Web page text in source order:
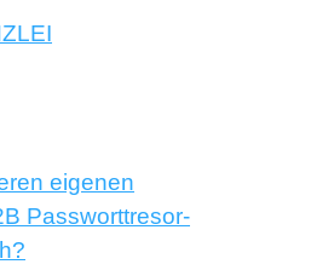
eigenen
Passworttresor-